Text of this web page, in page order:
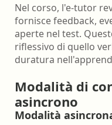
Nel corso, l'e-tutor
fornisce feedback,
aperte nel test.
riflessivo di quello
duratura
Modalità di
asincrono
Modalità